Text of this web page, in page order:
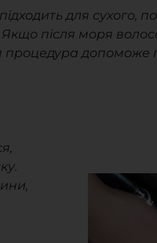
для сухого,
після моря
процедура